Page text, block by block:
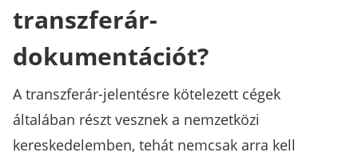
transzferár-
dokumentációt?
A transzferár-jelentésre kötelezett cégek
általában részt vesznek a nemzetközi
kereskedelemben, tehát nemcsak arra kell